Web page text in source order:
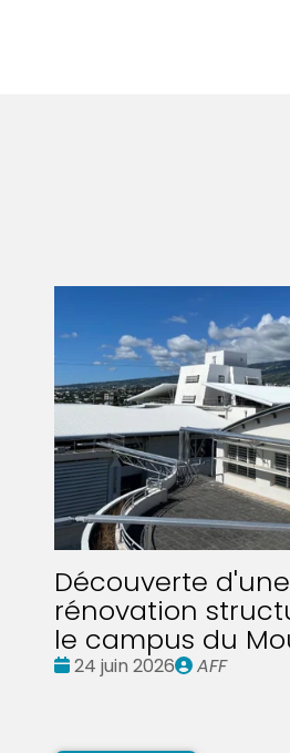
Découverte d'une
rénovation
le campus du
Date
24 juin 2026
Publié
AFF